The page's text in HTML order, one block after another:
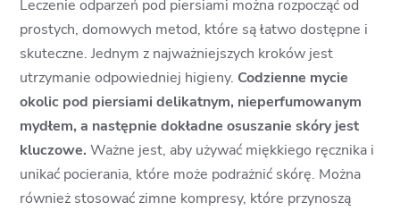
Leczenie odparzeń pod piersiami można rozpocząć od
prostych, domowych metod, które są łatwo dostępne i
skuteczne. Jednym z najważniejszych kroków jest
utrzymanie odpowiedniej higieny. Codzienne mycie
okolic pod piersiami delikatnym, nieperfumowanym
mydłem, a następnie dokładne osuszanie skóry jest
kluczowe.Ważne jest, aby używać miękkiego ręcznika i
unikać pocierania, które może podrażnić skórę. Można
również stosować zimne kompresy, które przynoszą